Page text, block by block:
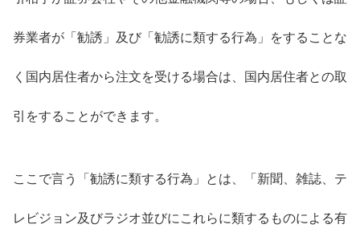
券業者が「勧誘」及び「勧誘に類する行為」をすることな
く国内居住者から注文を受ける場合は、国内居住者との取
引をすることができます。
ここで言う「勧誘に類する行為」とは、「新聞、雑誌、テ
レビジョン及びラジオ並びにこれらに類するものによる有